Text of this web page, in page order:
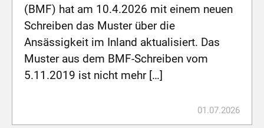
(BMF) hat am 10.4.2026 mit einem neuen
Schreiben das Muster über die
Ansässigkeit im Inland aktualisiert. Das
Muster aus dem BMF-Schreiben vom
5.11.2019 ist nicht mehr […]
01.07.2026